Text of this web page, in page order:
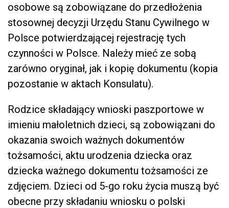
osobowe są zobowiązane do przedłożenia
stosownej decyzji Urzędu Stanu Cywilnego w
Polsce potwierdzającej rejestrację tych
czynności w Polsce. Należy mieć ze sobą
zarówno oryginał, jak i kopię dokumentu (kopia
pozostanie w aktach Konsulatu).
Rodzice składający wnioski paszportowe w
imieniu małoletnich dzieci, są zobowiązani do
okazania swoich ważnych dokumentów
tożsamości, aktu urodzenia dziecka oraz
dziecka ważnego dokumentu tożsamości ze
zdjęciem. Dzieci od 5-go roku życia muszą być
obecne przy składaniu wniosku o polski